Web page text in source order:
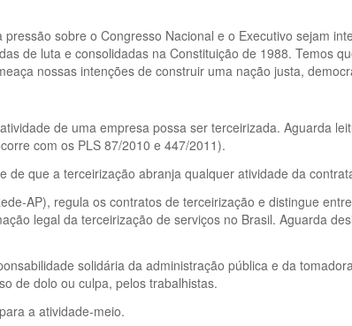
sobre o Congresso Nacional e o Executivo sejam
de luta e consolidadas na Constituição de 1988. Temos
nossas intenções de construir uma nação justa,
de uma empresa possa ser terceirizada. Aguarda
com os PLS 87/2010 e 447/2011).
de que a terceirização abranja qualquer atividade da
AP), regula os contratos de terceirização e distingue
legal da terceirização de serviços no Brasil. Aguarda
solidária da administração pública e da
de dolo ou culpa, pelos trabalhistas.
a atividade-meio.